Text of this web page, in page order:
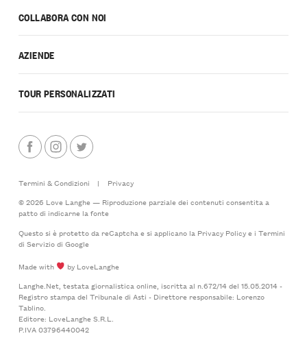
COLLABORA CON NOI
AZIENDE
TOUR PERSONALIZZATI
Termini & Condizioni |
Privacy
© 2026 Love Langhe — Riproduzione parziale dei contenuti consentita a
patto di indicarne la fonte
Questo si è protetto da reCaptcha e si applicano la Privacy Policye i Termini
di Serviziodi Google
Made with
by LoveLanghe
Langhe.Net, testata giornalistica online, iscritta al n.672/14 del 15.05.2014 -
Registro stampa del Tribunale di Asti - Direttore responsabile: Lorenzo
Tablino.
Editore: LoveLanghe S.R.L.
P.IVA 03796440042